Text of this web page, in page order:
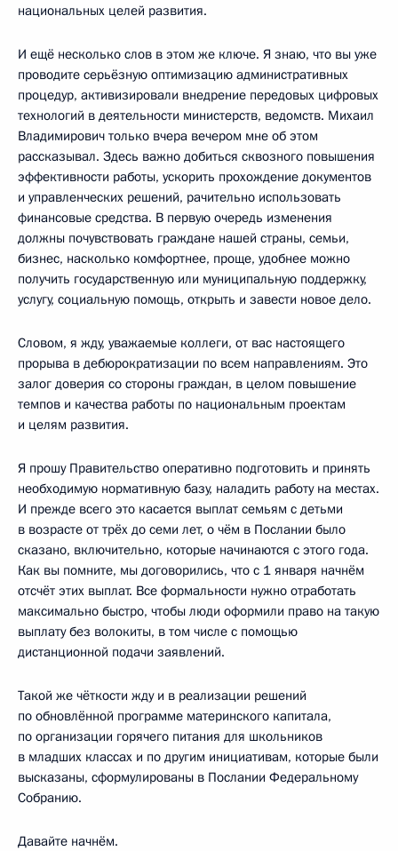
национальных целей развития.
И ещё несколько слов в этом же ключе. Я знаю, что вы уже
проводите серьёзную оптимизацию административных
процедур, активизировали внедрение передовых цифровых
технологий в деятельности министерств, ведомств. Михаил
Владимирович только вчера вечером мне об этом
рассказывал. Здесь важно добиться сквозного повышения
эффективности работы, ускорить прохождение документов
и управленческих решений, рачительно использовать
финансовые средства. В первую очередь изменения
должны почувствовать граждане нашей страны, семьи,
бизнес, насколько комфортнее, проще, удобнее можно
получить государственную или муниципальную поддержку,
услугу, социальную помощь, открыть и завести новое дело.
Словом, я жду, уважаемые коллеги, от вас настоящего
прорыва в дебюрократизации по всем направлениям. Это
залог доверия со стороны граждан, в целом повышение
темпов и качества работы по национальным проектам
и целям развития.
Я прошу Правительство оперативно подготовить и принять
необходимую нормативную базу, наладить работу на местах.
И прежде всего это касается выплат семьям с детьми
в возрасте от трёх до семи лет, о чём в Послании было
сказано, включительно, которые начинаются с этого года.
Как вы помните, мы договорились, что с 1 января начнём
отсчёт этих выплат. Все формальности нужно отработать
максимально быстро, чтобы люди оформили право на такую
выплату без волокиты, в том числе с помощью
дистанционной подачи заявлений.
Такой же чёткости жду и в реализации решений
по обновлённой программе материнского капитала,
по организации горячего питания для школьников
в младших классах и по другим инициативам, которые были
высказаны, сформулированы в Послании Федеральному
Собранию.
Давайте начнём.